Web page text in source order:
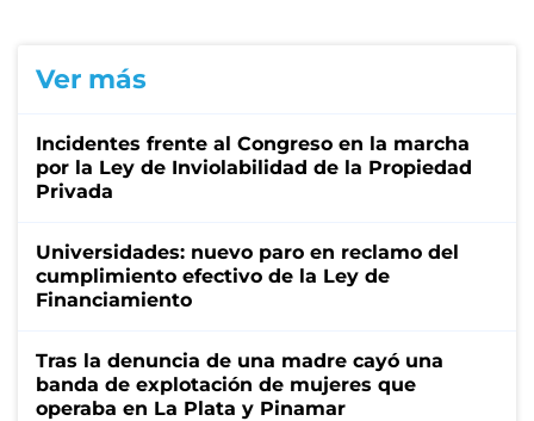
Ver más
Incidentes frente al Congreso en la marcha
por la Ley de Inviolabilidad de la Propiedad
Privada
Universidades: nuevo paro en reclamo del
cumplimiento efectivo de la Ley de
Financiamiento
Tras la denuncia de una madre cayó una
banda de explotación de mujeres que
operaba en La Plata y Pinamar